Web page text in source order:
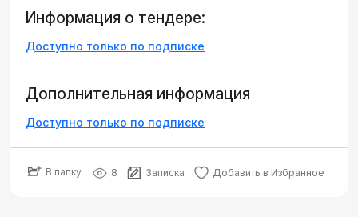
Информация о тендере:
Доступно только по подписке
Дополнительная информация
Доступно только по подписке
В папку 8 Записка Добавить в Избранное